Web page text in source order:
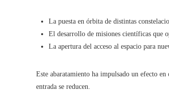
La puesta en órbita de distintas
El desarrollo de misiones científicas que
La apertura del acceso al espacio para
Este abaratamiento ha impulsado un efecto
entrada se reducen.